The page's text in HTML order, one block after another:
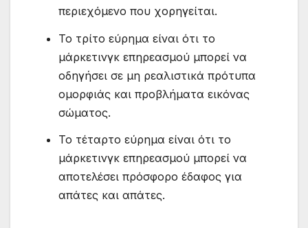
περιεχόμενο που χορηγείται.
Το τρίτο εύρημα είναι ότι το
μάρκετινγκ επηρεασμού μπορεί να
οδηγήσει σε μη ρεαλιστικά πρότυπα
ομορφιάς και προβλήματα εικόνας
σώματος.
Το τέταρτο εύρημα είναι ότι το
μάρκετινγκ επηρεασμού μπορεί να
αποτελέσει πρόσφορο έδαφος για
απάτες και απάτες.